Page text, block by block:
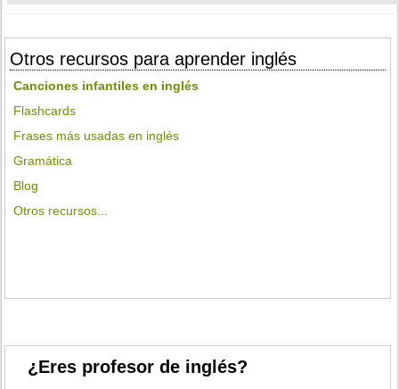
Otros recursos para aprender inglés
Canciones infantiles en inglés
Flashcards
Frases más usadas en inglés
Gramática
Blog
Otros recursos...
¿Eres profesor de inglés?